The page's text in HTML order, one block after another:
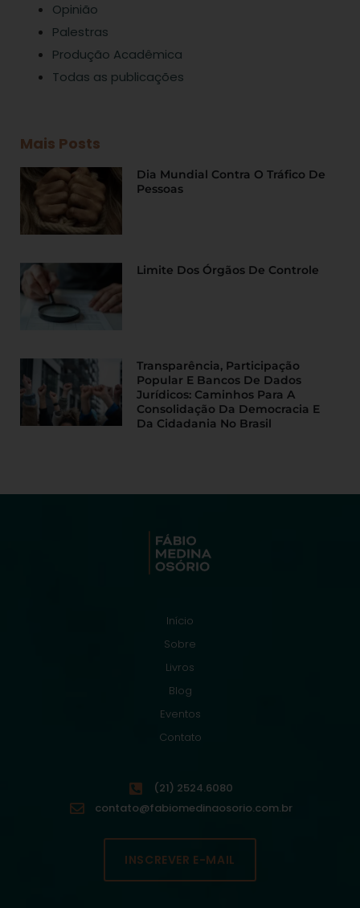
Opinião
Palestras
Produção Acadêmica
Todas as publicações
Mais Posts
Dia Mundial Contra O Tráfico De
Pessoas
Limite Dos Órgãos De Controle
Transparência, Participação
Popular E Bancos De Dados
Jurídicos: Caminhos Para A
Consolidação Da Democracia E
Da Cidadania No Brasil
Início
Sobre
Livros
Blog
Eventos
Contato
(21) 2524.6080
contato@fabiomedinaosorio.com.br
INSCREVER E-MAIL